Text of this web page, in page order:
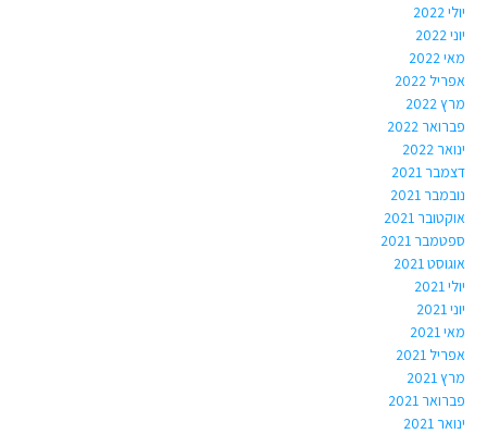
יולי 2022
יוני 2022
מאי 2022
אפריל 2022
מרץ 2022
פברואר 2022
ינואר 2022
דצמבר 2021
נובמבר 2021
אוקטובר 2021
ספטמבר 2021
אוגוסט 2021
יולי 2021
יוני 2021
מאי 2021
אפריל 2021
מרץ 2021
פברואר 2021
ינואר 2021